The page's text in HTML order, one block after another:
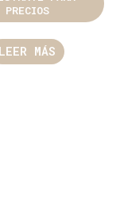
PRECIOS
LEER MÁS